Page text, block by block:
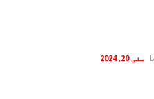
مئی 20, 2024